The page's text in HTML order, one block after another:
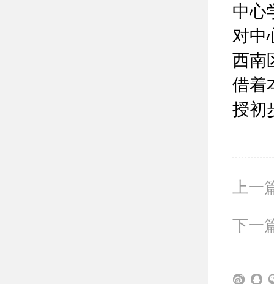
中心
对中
西南
借着
授初
上一
下一